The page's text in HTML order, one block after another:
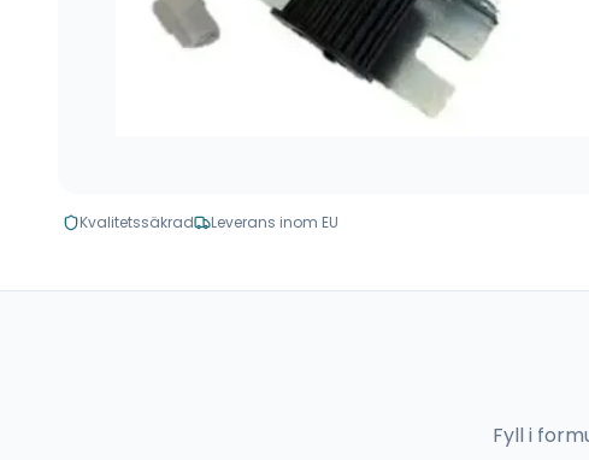
Kvalitetssäkrad Leverans inom EU
Fyll i